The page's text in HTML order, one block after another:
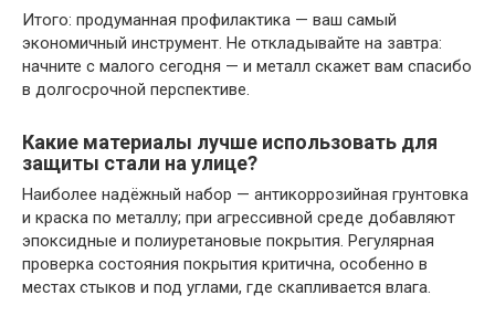
Итого: продуманная профилактика — ваш самый
экономичный инструмент. Не откладывайте на завтра:
начните с малого сегодня — и металл скажет вам спасибо
в долгосрочной перспективе.
Какие материалы лучше использовать для
защиты стали на улице?
Наиболее надёжный набор — антикоррозийная грунтовка
и краска по металлу; при агрессивной среде добавляют
эпоксидные и полиуретановые покрытия. Регулярная
проверка состояния покрытия критична, особенно в
местах стыков и под углами, где скапливается влага.